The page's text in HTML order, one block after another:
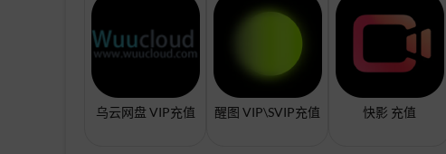
乌云网盘 VIP充值 醒图 VIP\SVIP充值 快影 充值